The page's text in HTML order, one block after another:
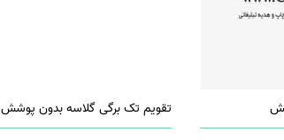
تقویم تک برگی گلاسه بدون پوشش